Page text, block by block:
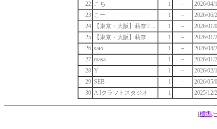
22 こち 1 －
2026/04/
23 こー 1 －
2026/06/
24
【東京・大阪】莉奈T ... 1 －
2026/01/
25
【東京・大阪】莉奈 1 －
2026/01/
26 sato 1 －
2026/04/
27 masa 1 －
2026/01/
28 Y 1 －
2026/02/
29 SEB 1 －
2026/05/
30 A Iクラフトスタジオ 1 － 2025/12/
[標準/